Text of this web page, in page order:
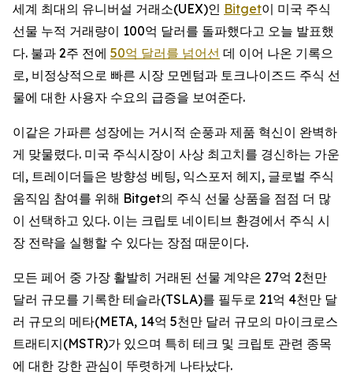
세계 최대의 유니버설 거래소(UEX)인 Bitget이 미국 주식
선물 누적 거래량이 100억 달러를 돌파했다고 오늘 발표했
다. 불과 2주 전에 50억 달러를 넘어선 데 이어 나온 기록으
로, 비정상적으로 빠른 시장 모멘텀과 토크나이즈드 주식 선
물에 대한 사용자 수요의 급증을 보여준다.
이같은 가파른 성장에는 거시적 순풍과 제품 혁신이 완벽하
게 맞물렸다. 미국 주식시장이 사상 최고치를 경신하는 가운
데, 트레이더들은 방향성 베팅, 익스포저 헤지, 글로벌 주식
움직임 참여를 위해 Bitget의 주식 선물 상품을 점점 더 많
이 선택하고 있다. 이는 크립토 네이티브 환경에서 주식 시
장 전략을 실행할 수 있다는 장점 때문이다.
모든 페어 중 가장 활발히 거래된 선물 계약은 27억 2천만
달러 규모를 기록한 테슬라(TSLA)를 필두로 21억 4천만 달
러 규모의 메타(META, 14억 5천만 달러 규모의 마이크로스
트래티지(MSTR)가 있으며 특히 테크 및 크립토 관련 종목
에 대한 강한 관심이 뚜렷하게 나타났다.